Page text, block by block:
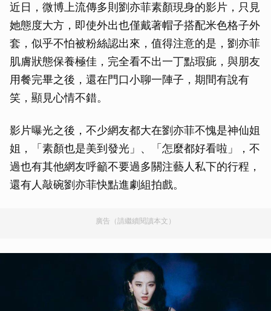
近日，微博上流傳多則劉亦菲素顏現身的影片，只見
她態度大方，即使外出也僅戴著帽子搭配米色格子外
套，似乎不怕被粉絲認出來，值得注意的是，劉亦菲
肌膚狀態保養極佳，完全看不出一丁點瑕疵，與朋友
用餐完畢之後，還在門口小聊一陣子，期間有說有
笑，顯見心情不錯。
影片曝光之後，不少網友都大在劉亦菲不愧是神仙姐
姐，「素顏也是美到發光」、「怎麼都好看啦」，不
過也有其他網友呼籲不要過多關注藝人私下的行程，
還有人敲碗劉亦菲快點進劇組拍戲。
廣告（請繼續閱讀本文）